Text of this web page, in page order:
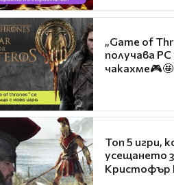
„Game of
получава
чакахме🎮🤩
Топ 5 игри,
усещането
Кристофър